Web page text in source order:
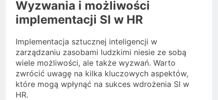
Wyzwania i możliwości
implementacji SI w HR
Implementacja sztucznej inteligencji w
zarządzaniu zasobami ludzkimi niesie ze sobą
wiele możliwości, ale także wyzwań. Warto
zwrócić uwagę na kilka kluczowych aspektów,
które mogą wpłynąć na sukces wdrożenia SI w
HR.